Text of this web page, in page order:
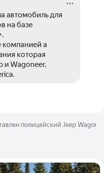
автомобиль для
на базе
компанией а
которая
и Wagoneer,
полицейский Jeep